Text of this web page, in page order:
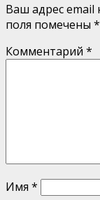
Ваш адрес email
поля помечены *
Комментарий *
Имя *